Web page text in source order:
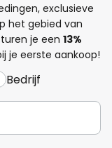
exclusieve
het gebied van
je een 13%
je eerste aankoop!
Bedrijf